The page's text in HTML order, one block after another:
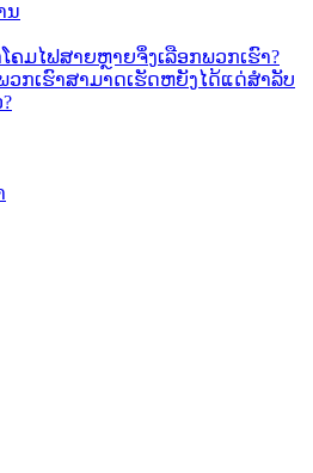
ນ
ຄມໄຟສາຍຫຼາຍຈຶ່ງເລືອກພວກເຮົາ?
ວກເຮົາສາມາດເຮັດຫຍັງໄດ້ແດ່ສຳລັບ